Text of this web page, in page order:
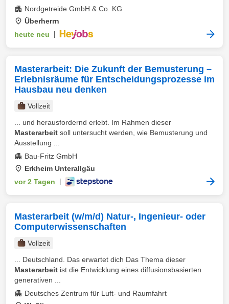
Nordgetreide GmbH & Co. KG
Überherrn
heute neu
Masterarbeit: Die Zukunft der Bemusterung –
Erlebnisräume für Entscheidungsprozesse im
Hausbau neu denken
Vollzeit
... und herausfordernd erlebt. Im Rahmen dieser
Masterarbeit soll untersucht werden, wie Bemusterung und
Ausstellung ...
Bau-Fritz GmbH
Erkheim Unterallgäu
vor 2 Tagen
Masterarbeit (w/m/d) Natur-, Ingenieur- oder
Computerwissenschaften
Vollzeit
... Deutschland. Das erwartet dich Das Thema dieser
Masterarbeit ist die Entwicklung eines diffusionsbasierten
generativen ...
Deutsches Zentrum für Luft- und Raumfahrt